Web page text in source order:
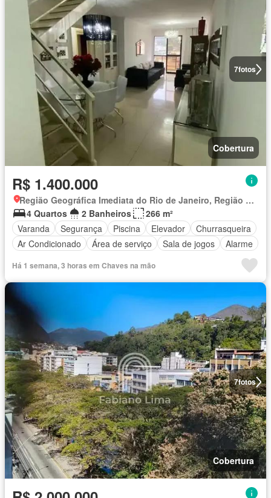
7fotos
Cobertura
R$ 1.400.000
Região Geográfica Imediata do Rio de Janeiro, Região Metropolitana do Rio de Janeiro
4 Quartos
2 Banheiros
266 m²
Varanda
Segurança Piscina Elevador
Churrasqueira
Ar Condicionado
Área de serviço Sala de jogos Alarme
Há 1 semana, 3 horas em Chaves na mão
7fotos
Cobertura